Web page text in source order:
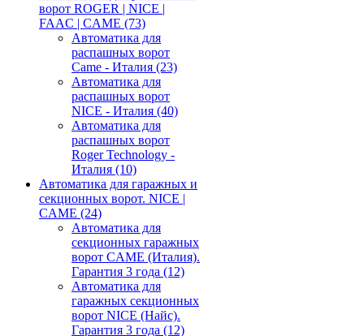
ворот ROGER | NICE |
FAAC | CAME (73)
Автоматика для
распашных ворот
Came - Италия (23)
Автоматика для
распашных ворот
NICE - Италия (40)
Автоматика для
распашных ворот
Roger Technology -
Италия (10)
Автоматика для гаражных и
секционных ворот. NICE |
CAME (24)
Автоматика для
секционных гаражных
ворот CAME (Италия).
Гарантия 3 года (12)
Автоматика для
гаражных секционных
ворот NICE (Найс).
Гарантия 3 года (12)